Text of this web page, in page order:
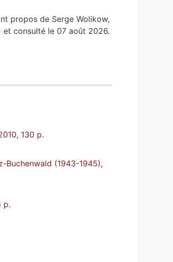
propos de Serge Wolikow,
et consulté le 07 août 2026.
130 p.
Buchenwald (1943-1945),
p.